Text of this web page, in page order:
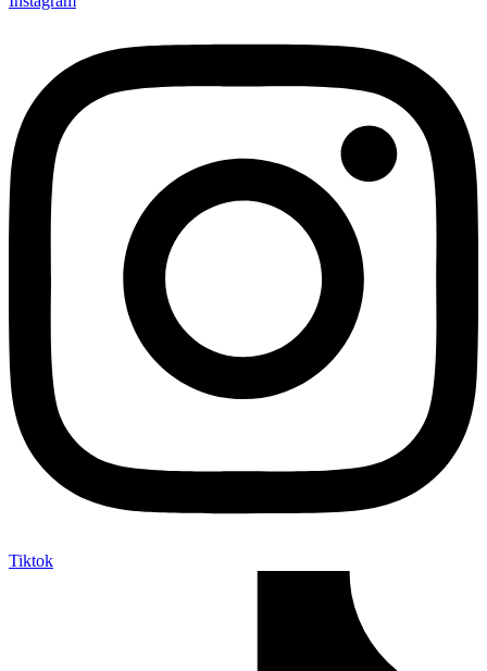
Tiktok